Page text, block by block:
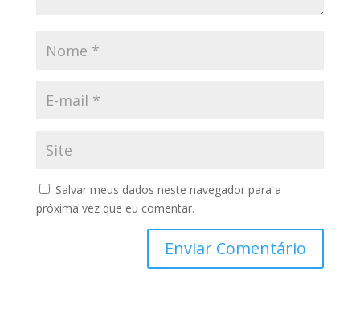
Salvar meus dados neste navegador para a
próxima vez que eu comentar.